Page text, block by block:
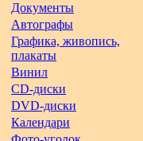
Документы
Автографы
Графика, живопись,
плакаты
Винил
CD-диски
DVD-диски
Календари